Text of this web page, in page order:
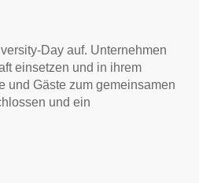
Day auf. Unternehmen
einsetzen und in ihrem
und Gäste zum gemeinsamen
und ein